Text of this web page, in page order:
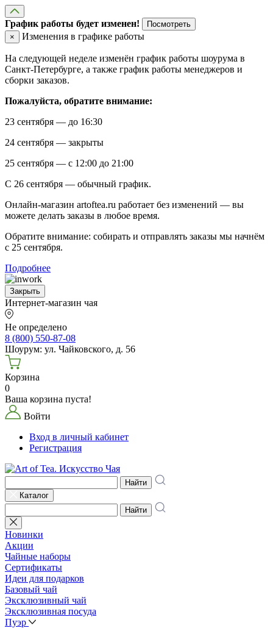
График работы будет изменен!
Посмотреть
×
Изменения в графике работы
На следующей неделе изменён график работы шоурума в
Санкт-Петербурге, а также график работы менеджеров и
сборки заказов.
Пожалуйста, обратите внимание:
23 сентября — до 16:30
24 сентября — закрыты
25 сентября — с 12:00 до 21:00
С 26 сентября — обычный график.
Онлайн-магазин artoftea.ru работает без изменений — вы
можете делать заказы в любое время.
Обратите внимание: собирать и отправлять заказы мы начнём
с 25 сентября.
Подробнее
Закрыть
Интернет-магазин чая
Не определено
8 (800) 550-87-08
Шоурум: ул. Чайковского, д. 56
Корзина
0
Ваша корзина пуста!
Войти
Вход в личный кабинет
Регистрация
Найти
Каталог
Найти
Новинки
Акции
Чайные наборы
Сертификаты
Идеи для подарков
Базовый чай
Эксклюзивный чай
Эксклюзивная посуда
Пуэр